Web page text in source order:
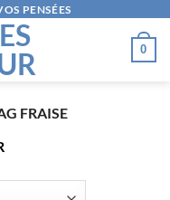
PENSÉES
0
FRAISE